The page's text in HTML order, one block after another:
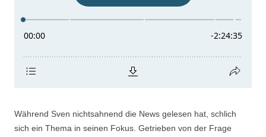
Während Sven nichtsahnend die News gelesen hat, schlich
sich ein Thema in seinen Fokus. Getrieben von der Frage